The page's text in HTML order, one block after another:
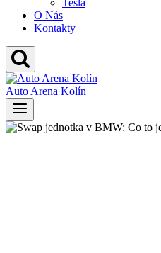
Tesla
O Nás
Kontakty
Auto Arena Kolín